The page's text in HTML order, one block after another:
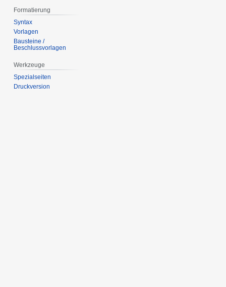
Formatierung
Syntax
Vorlagen
Bausteine /
Beschlussvorlagen
Werkzeuge
Spezialseiten
Druckversion